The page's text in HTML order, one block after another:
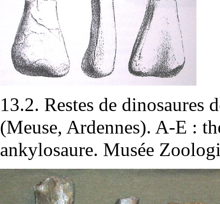
13.2. Restes de dinosaures
(Meuse, Ardennes). A-E :
ankylosaure. Musée